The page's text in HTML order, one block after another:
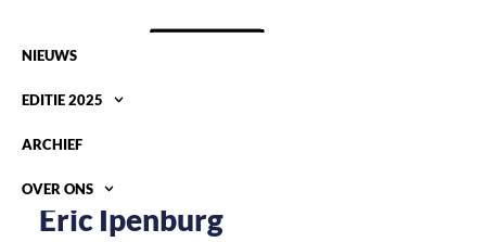
NIEUWS
EDITIE 2025
ARCHIEF
OVER ONS
Eric Ipenburg